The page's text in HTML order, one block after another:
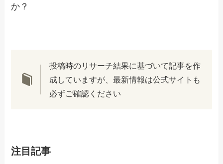
か？
投稿時のリサーチ結果に基づいて記事を作
成していますが、最新情報は公式サイトも
必ずご確認ください
注目記事